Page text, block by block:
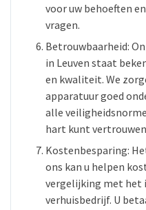
voor uw behoeften
vragen.
Betrouwbaarheid:
in Leuven staat
en kwaliteit. We
apparatuur goed
alle
hart kunt
Kostenbesparing:
ons kan u helpen
vergelijking met het
verhuisbedrijf. U